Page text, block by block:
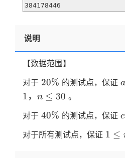
384178446
说明
【数据范围】
对于 20
\%
20% 的测试点，保证 a
1 ， n ≤ 30 。
对于 40
40% 的测试点，保证 c
对于所有测试点，保证 1 \le
1 ≤